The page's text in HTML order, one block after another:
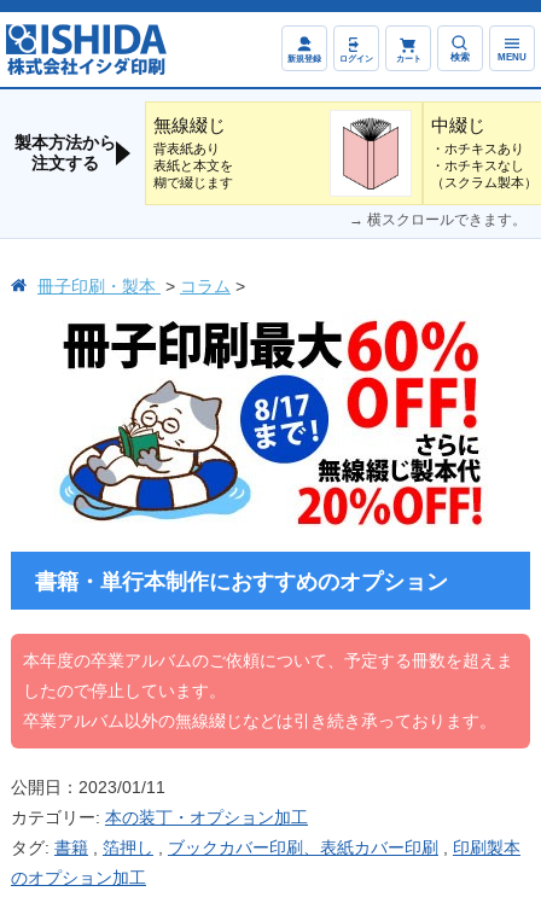
新規登録 ログイン カート 検索 MENU
製本方法から
注文する
無線綴じ
背表紙あり
表紙と本文を
糊で綴じます
中綴じ
・ホチキスあり
・ホチキスなし
（スクラム製本）
→ 横スクロールできます。
冊子印刷・製本 コラム
書籍・単行本制作におすすめのオプション
本年度の卒業アルバムのご依頼について、予定する冊数を超えま
したので停止しています。
卒業アルバム以外の無線綴じなどは引き続き承っております。
公開日：2023/01/11
カテゴリー: 本の装丁・オプション加工
タグ: 書籍, 箔押し ブックカバー印刷、表紙カバー印刷
印刷製本
のオプション加工